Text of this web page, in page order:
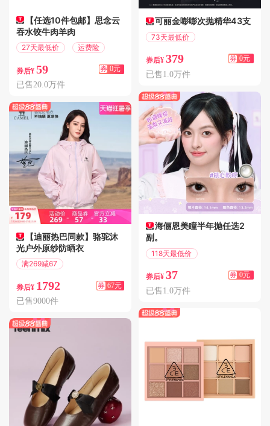
【任选10件包邮】思念云
吞水饺牛肉羊肉
27天最低价 运费险
券后¥ 59 券 0元
已售20.0万件
【迪丽热巴同款】骆驼沐
光户外原纱防晒衣
满269减67
券后¥ 1792 券 67元
已售9000件
可丽金嘭嘭次抛精华43支
73天最低价
券后¥ 379 券 0元
已售1.0万件
海俪恩美瞳半年抛任选2
副。
118天最低价
券后¥ 37 券 0元
已售1.0万件